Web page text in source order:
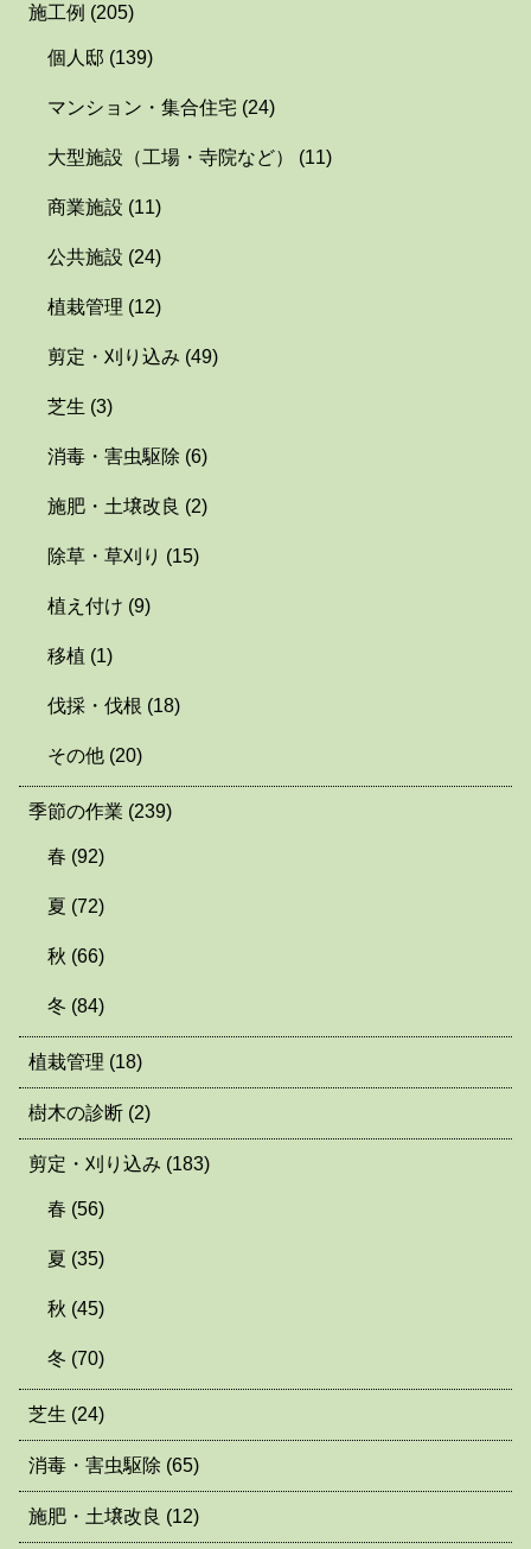
施工例 (205)
個人邸 (139)
マンション・集合住宅 (24)
大型施設（工場・寺院など） (11)
商業施設 (11)
公共施設 (24)
植栽管理 (12)
剪定・刈り込み (49)
芝生 (3)
消毒・害虫駆除 (6)
施肥・土壌改良 (2)
除草・草刈り (15)
植え付け (9)
移植 (1)
伐採・伐根 (18)
その他 (20)
季節の作業 (239)
春 (92)
夏 (72)
秋 (66)
冬 (84)
植栽管理 (18)
樹木の診断 (2)
剪定・刈り込み (183)
春 (56)
夏 (35)
秋 (45)
冬 (70)
芝生 (24)
消毒・害虫駆除 (65)
施肥・土壌改良 (12)